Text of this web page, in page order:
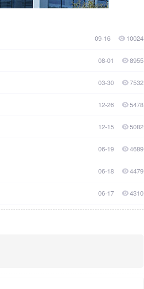
09-16 10024
08-01 8955
03-30 7532
12-26 5478
12-15 5082
06-19 4689
06-18 4479
06-17 4310